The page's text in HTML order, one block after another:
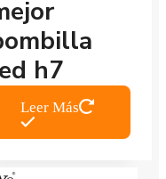
h7
Leer Más